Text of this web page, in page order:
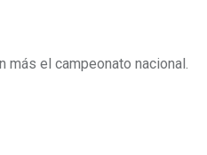
más el campeonato nacional.